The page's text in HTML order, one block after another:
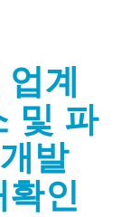
계
및 파
발
인